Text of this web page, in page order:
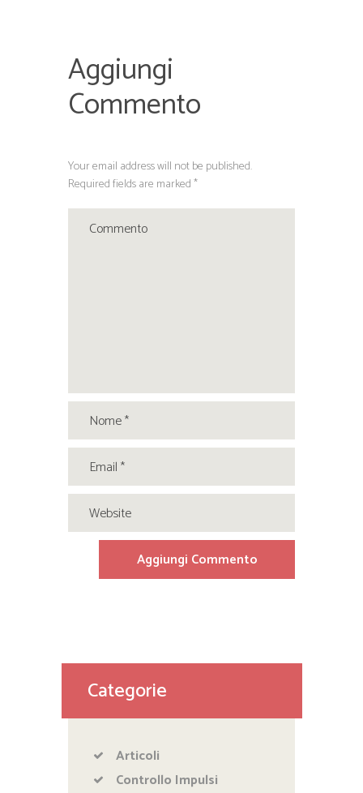
Aggiungi
Commento
Your email address will not be published.
Required fields are marked *
Categorie
Articoli
Controllo Impulsi